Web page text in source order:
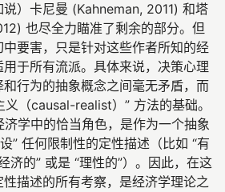
）卡尼曼 (Kahneman, 2011) 和塔
也尽全力瞄准了剩余的部分。但
要害，只是针对这些作者所知的经
于所有流派。具体来说，决策心理
行为的抽象概念之间毫无矛盾，而
（causal-realist）” 方法的基础。
济学中的恰当角色，是作为一个抽象
” 任何限制性的定性描述（比如 “有
济的” 或是 “理性的”）。因此，在这
描述的所有考察，是经济学理论之